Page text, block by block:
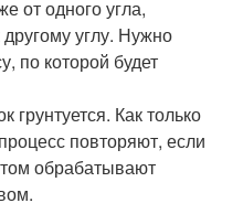
от одного угла,
углу. Нужно
по которой будет
Как только
повторяют, если
обрабатывают